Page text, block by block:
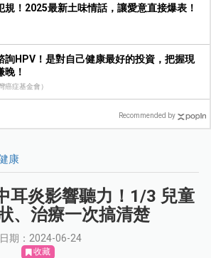
規！2025最新土味情話，讓愛意直接爆表！
詢HPV！是對自己健康最好的投資，把握現
晚！
癌症基金會）
Recommended by
康
耳炎影響聽力！1/3 兒童
、治療一次搞清楚
期：2024-06-24
收藏